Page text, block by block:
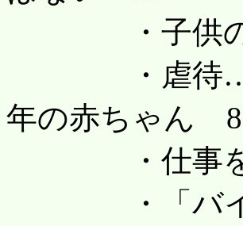
・子供の症
・虐待……？
年の赤ちゃん
・仕事をも
・「バイバ